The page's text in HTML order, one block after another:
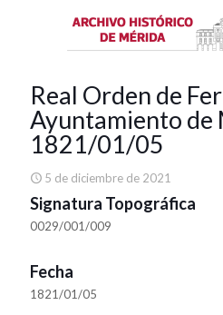
Real Orden de
Ayuntamiento de
1821/01/05
5 de diciembre de 2021
Signatura Topográfica
0029/001/009
Fecha
1821/01/05